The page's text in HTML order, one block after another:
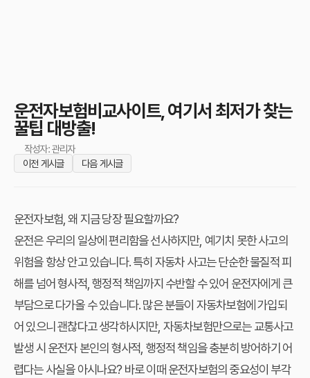
운전자보험비교사이트, 여기서 최저가 찾는
꿀팁 대방출!
작성자: 관리자
이전 게시글
다음 게시글
운전자보험, 왜 지금 당장 필요할까요?
운전은 우리의 일상에 편리함을 선사하지만, 예기치 못한 사고의
위험을 항상 안고 있습니다. 특히 자동차 사고는 단순한 물질적 피
해를 넘어 형사적, 행정적 책임까지 수반할 수 있어 운전자에게 큰
부담으로 다가올 수 있습니다. 많은 분들이 자동차보험에 가입되
어 있으니 괜찮다고 생각하시지만, 자동차보험만으로는 교통사고
발생 시 운전자 본인의 형사적, 행정적 책임을 충분히 방어하기 어
렵다는 사실을 아시나요? 바로 이때 운전자보험의 중요성이 부각